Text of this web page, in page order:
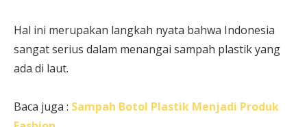
Hal ini merupakan langkah nyata bahwa Indonesia
sangat serius dalam menangai sampah plastik yang
ada di laut.
Baca juga : Sampah Botol Plastik Menjadi Produk